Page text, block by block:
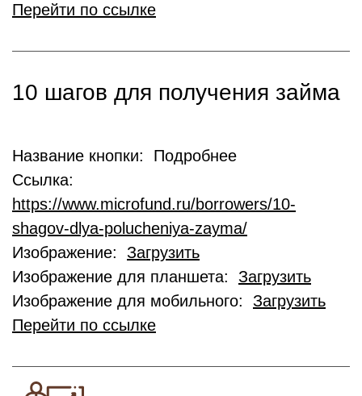
Перейти по ссылке
10 шагов для получения займа
Название кнопки: Подробнее
Ссылка:
https://www.microfund.ru/borrowers/10-
shagov-dlya-polucheniya-zayma/
Изображение: Загрузить
Изображение для планшета: Загрузить
Изображение для мобильного: Загрузить
Перейти по ссылке